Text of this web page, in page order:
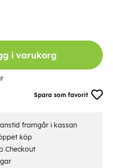
Spara som favorit
i varukorg
framgår i kassan
köp
Checkout